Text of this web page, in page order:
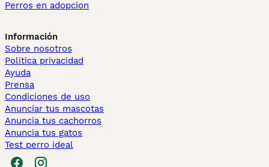
Perros en adopcion
Información
Sobre nosotros
Politica privacidad
Ayuda
Prensa
Condiciones de uso
Anunciar tus mascotas
Anuncia tus cachorros
Anuncia tus gatos
Test perro ideal